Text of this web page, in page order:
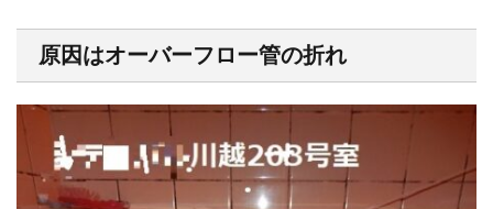
原因はオーバーフロー管の折れ